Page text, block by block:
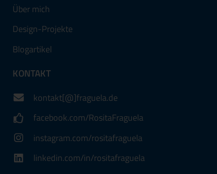
Über mich
Design-Projekte
Blogartikel
KONTAKT
kontakt[@]fraguela.de
facebook.com/RositaFraguela
instagram.com/rositafraguela
linkedin.com/in/rositafraguela